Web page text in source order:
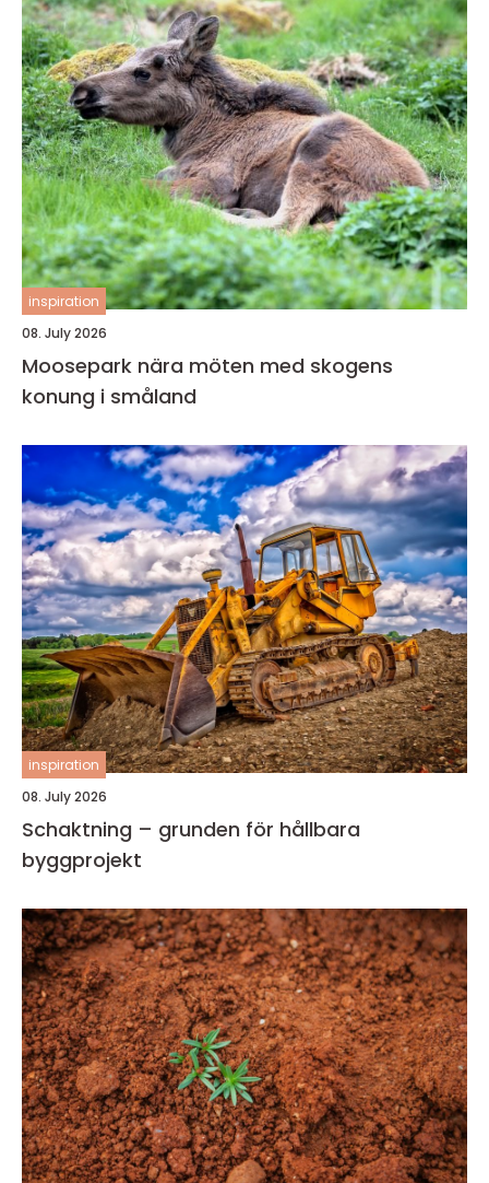
inspiration
08. July 2026
Moosepark nära möten med skogens
konung i småland
inspiration
08. July 2026
Schaktning – grunden för hållbara
byggprojekt